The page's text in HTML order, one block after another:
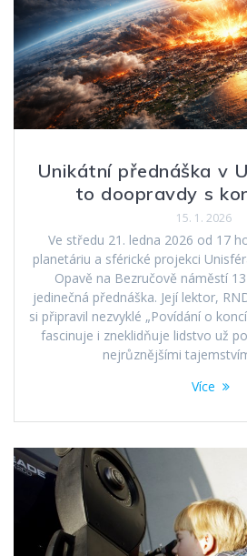
Unikátní přednáška v
to doopravdy s
15. 1. 2026
Ve středu 21. ledna 2026 od 17
planetáriu a sférické projekci
Opavě na Bezručově náměstí
jedinečná přednáška. Její lektor,
si připravil nezvyklé „Povídání o
fascinuje i zneklidňuje lidstvo už
nejrůznějšími
Více